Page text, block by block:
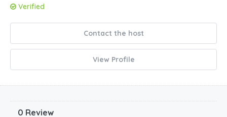
Verified
Contact the host
View Profile
0 Review